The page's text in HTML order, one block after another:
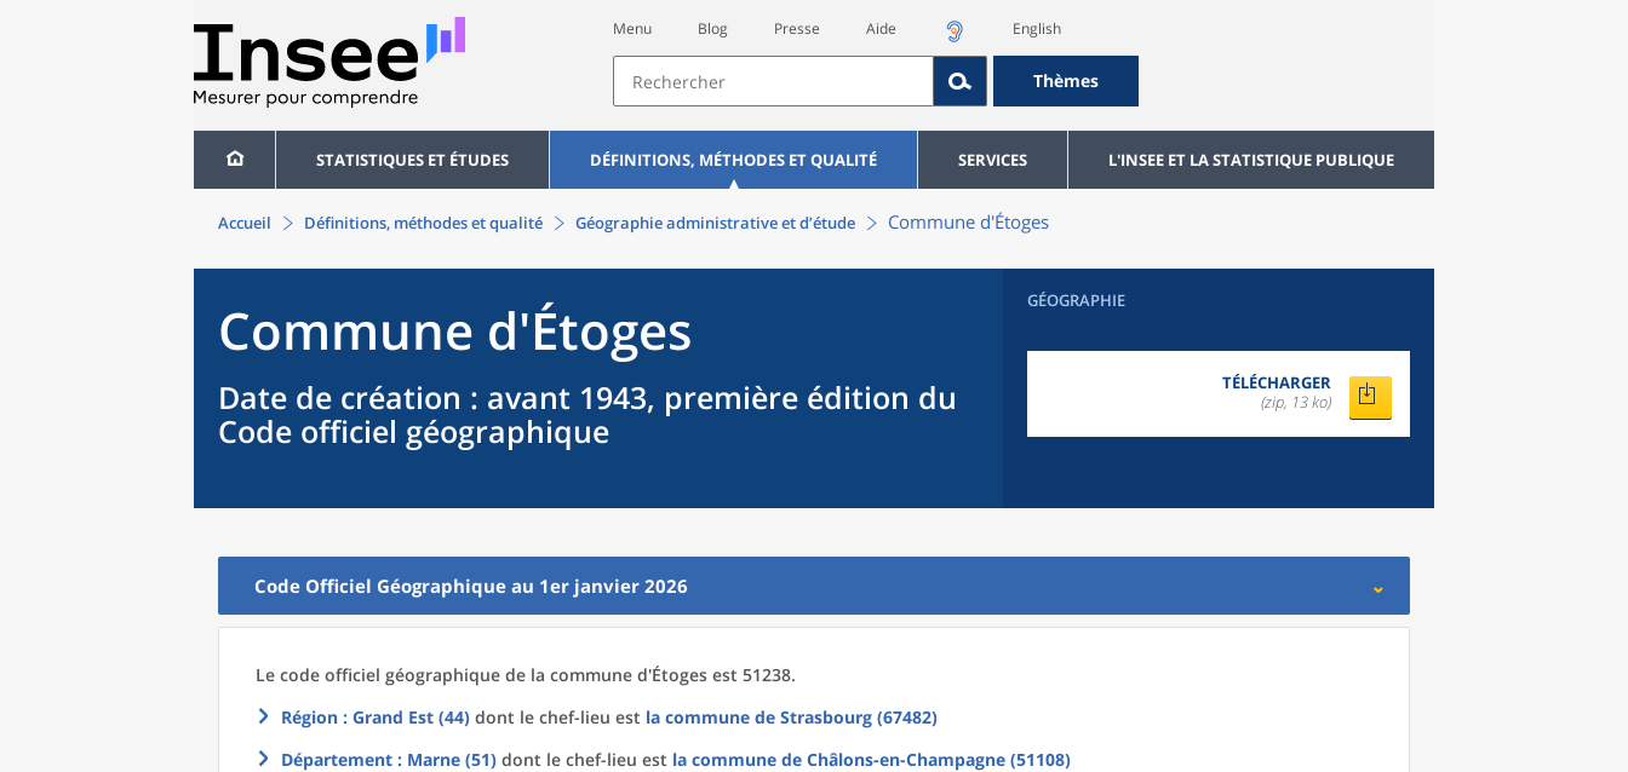
Menu Blog Presse Aide English
Thèmes
STATISTIQUES ET ÉTUDES DÉFINITIONS, MÉTHODES ET QUALITÉ SERVICES L'INSEE ET LA STATISTIQUE PUBLIQUE
Accueil Définitions, méthodes et qualité Géographie administrative et d’étude Commune d'Étoges
Commune d'Étoges
Date de création : avant 1943, première édition du
Code officiel géographique
GÉOGRAPHIE
TÉLÉCHARGER
(zip, 13 ko)
Code Officiel Géographique au 1er janvier 2026
Le code officiel géographique de la commune d'Étoges est 51238.
Région : Grand Est (44) dont le chef-lieu est la commune de Strasbourg (67482)
Département : Marne (51) dont le chef-lieu est la commune de Châlons-en-Champagne (51108)